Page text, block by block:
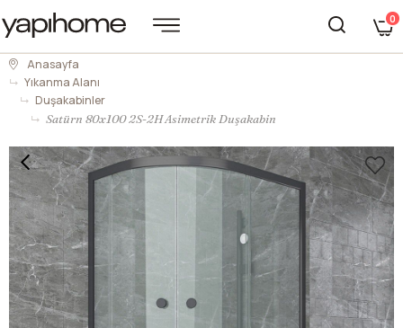
0
Anasayfa
Yıkanma Alanı
Duşakabinler
Satürn 80x100 2S-2H Asimetrik Duşakabin